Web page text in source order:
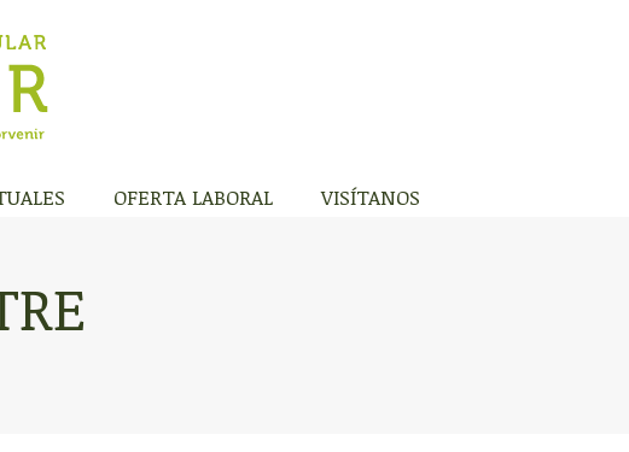
OFERTA LABORAL VISÍTANOS
VIRTUALES